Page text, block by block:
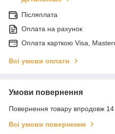
Післяплата
Оплата на рахунок
Оплата карткою Visa,
Всі умови оплати
Умови повернення
Повернення товару впродовж 14
Всі умови повернення